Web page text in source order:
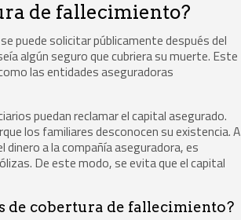
de fallecimiento?
puede solicitar públicamente después del
algún seguro que cubriera su muerte. Este
las entidades aseguradoras
puedan reclamar el capital asegurado.
los familiares desconocen su existencia. A
dinero a la compañía aseguradora, es
De este modo, se evita que el capital
de cobertura de fallecimiento?